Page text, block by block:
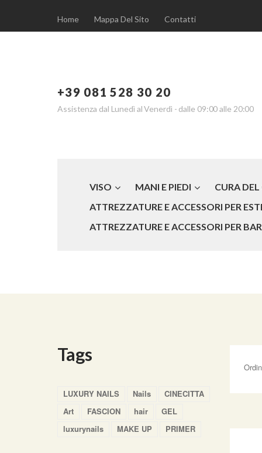
Home Mappa Del Sito Contatti
+39 081 528 30 20
Assistenza dal Lunedì al Venerdì - dalle 09:00 alle 20:00
VISO MANI E PIEDI CURA
ATTREZZATURE E ACCESSORI PER
ATTREZZATURE E ACCESSORI PER
Tags
LUXURY NAILS Nails
CINECITTA
Art
FASCION hair
GEL
luxurynails
MAKE UP PRIMER